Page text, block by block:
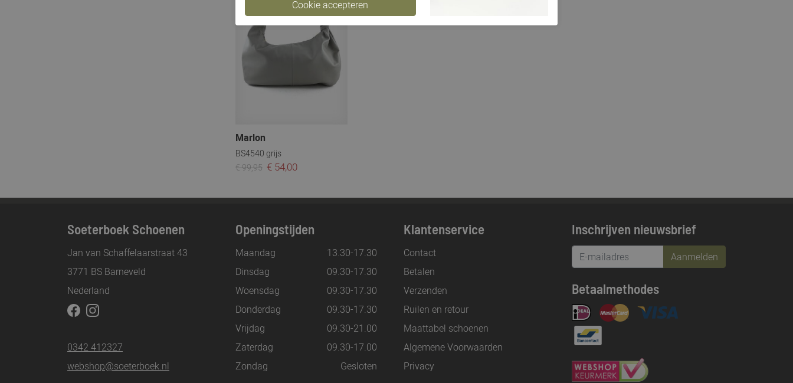
Marlon
BS4540 grijs
€ 99,95 € 54,00
Soeterboek Schoenen
Jan van Schaffelaarstraat 43
3771 BS Barneveld
Nederland
0342 412327
webshop@soeterboek.nl
Openingstijden
Maandag
13.30-17.30
Dinsdag
09.30-17.30
Woensdag
09.30-17.30
Donderdag
09.30-17.30
Vrijdag
09.30-21.00
Zaterdag
09.30-17.00
Zondag
Gesloten
Klantenservice
Contact
Betalen
Verzenden
Ruilen en retour
Maattabel schoenen
Algemene Voorwaarden
Privacy
Inschrijven nieuwsbrief
Aanmelden
Betaalmethodes